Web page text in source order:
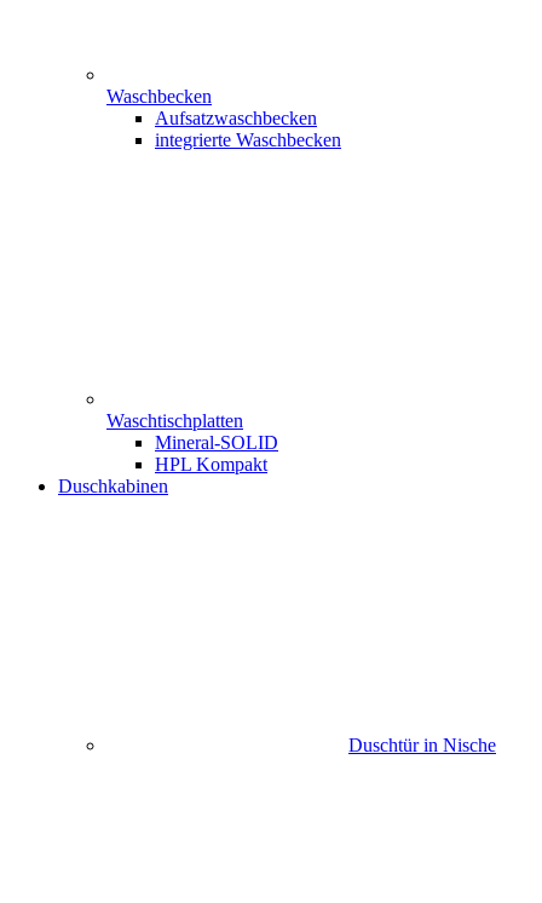
Waschbecken
Aufsatzwaschbecken
integrierte Waschbecken
Waschtischplatten
Mineral-SOLID
HPL Kompakt
Duschkabinen
Duschtür in Nische